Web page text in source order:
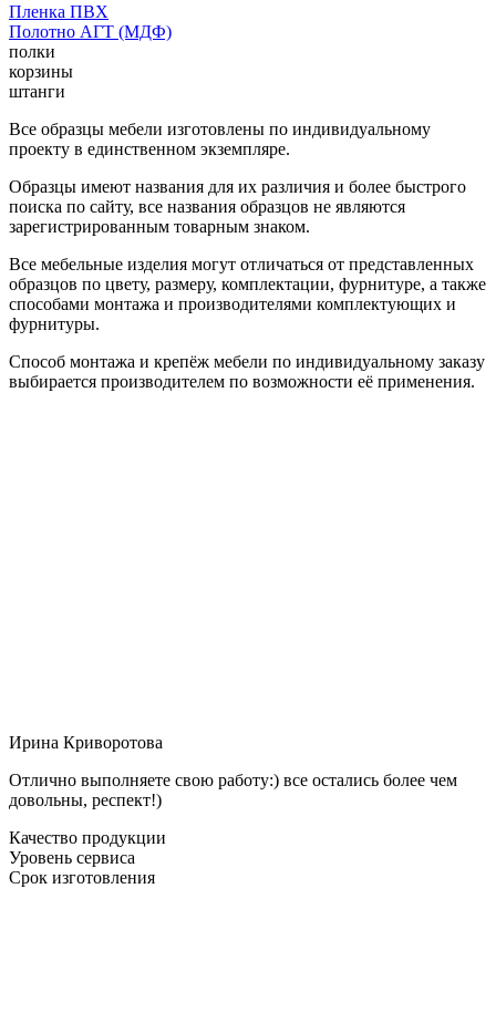
Пленка ПВХ
Полотно АГТ (МДФ)
полки
корзины
штанги
Все образцы мебели изготовлены по индивидуальному
проекту в единственном экземпляре.
Образцы имеют названия для их различия и более быстрого
поиска по сайту, все названия образцов не являются
зарегистрированным товарным знаком.
Все мебельные изделия могут отличаться от представленных
образцов по цвету, размеру, комплектации, фурнитуре, а также
способами монтажа и производителями комплектующих и
фурнитуры.
Способ монтажа и крепёж мебели по индивидуальному заказу
выбирается производителем по возможности её применения.
Ирина Криворотова
Отлично выполняете свою работу:) все остались более чем
довольны, респект!)
Качество продукции
Уровень сервиса
Срок изготовления